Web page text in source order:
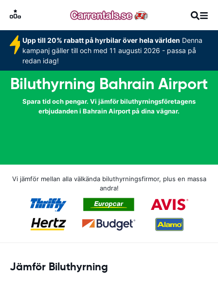
Upp till 20% rabatt på hyrbilar över hela världen Denna
kampanj gäller till och med 11 augusti 2026 - passa på
redan idag!
Biluthyrning Bahrain Airport
Spara tid och pengar. Vi jämför biluthyrningsföretagens
erbjudanden i Bahrain Airport på dina vägnar.
Vi jämför mellan alla välkända biluthyrningsfirmor, plus en massa
andra!
Jämför Biluthyrning